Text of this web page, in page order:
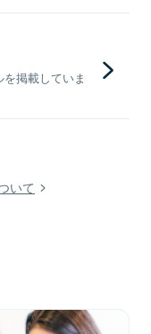
掲載していま
いて